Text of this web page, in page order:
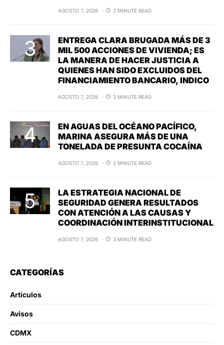
AGOSTO 7, 2026 2 MINUTE READ
ENTREGA CLARA BRUGADA MÁS DE 3
MIL 500 ACCIONES DE VIVIENDA; ES
LA MANERA DE HACER JUSTICIA A
QUIENES HAN SIDO EXCLUIDOS DEL
FINANCIAMIENTO BANCARIO, INDICO
AGOSTO 7, 2026 3 MINUTE READ
EN AGUAS DEL OCÉANO PACÍFICO,
MARINA ASEGURA MÁS DE UNA
TONELADA DE PRESUNTA COCAÍNA
AGOSTO 7, 2026 2 MINUTE READ
LA ESTRATEGIA NACIONAL DE
SEGURIDAD GENERA RESULTADOS
CON ATENCIÓN A LAS CAUSAS Y
COORDINACIÓN INTERINSTITUCIONAL
AGOSTO 7, 2026 3 MINUTE READ
CATEGORÍAS
Artículos
Avisos
CDMX